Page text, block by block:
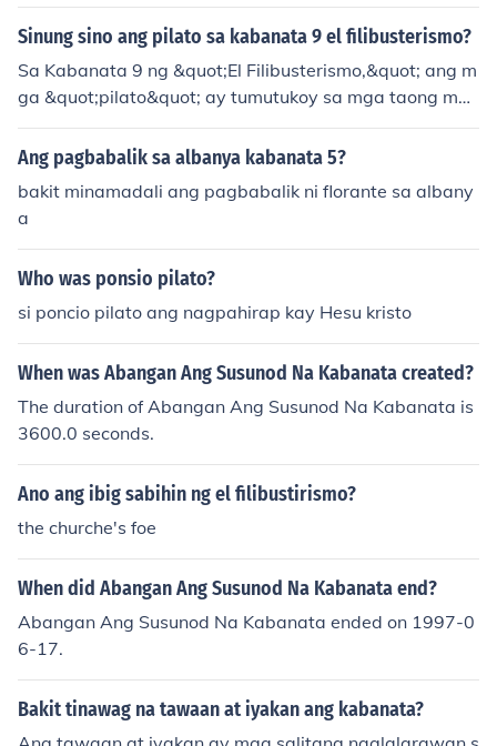
ng ginawa ni Pilato sa paghatol kay Hesus. Ang pamag
at ay nagsisilbing paalaala sa mga mambabasa tungk
ol sa mga moral na pagpili at ang kahalagahan ng pag
tindig para sa katotohanan.
Sinung sino ang pilato sa kabanata 9 el filibusterismo?
Sa Kabanata 9 ng &quot;El Filibusterismo,&quot; ang m
ga &quot;pilato&quot; ay tumutukoy sa mga taong may
kapangyarihan ngunit walang malasakit sa mga sulira
nin ng bayan. Sila ang mga lider na nagiging tagapagt
a katarungan. Ang pangunahing tauhan na si Simoun a
y naglalayong ipakita ang kanilang katamaran at kora
psyon upang maipakita ang tunay na kalagayan ng lip
unan.
Ang pagbabalik sa albanya kabanata 5?
bakit minamadali ang pagbabalik ni florante sa albany
a
Who was ponsio pilato?
si poncio pilato ang nagpahirap kay Hesu kristo
When was Abangan Ang Susunod Na Kabanata created?
The duration of Abangan Ang Susunod Na Kabanata is
3600.0 seconds.
Ano ang ibig sabihin ng el filibustirismo?
the churche's foe
When did Abangan Ang Susunod Na Kabanata end?
Abangan Ang Susunod Na Kabanata ended on 1997-0
6-17.
Bakit tinawag na tawaan at iyakan ang kabanata?